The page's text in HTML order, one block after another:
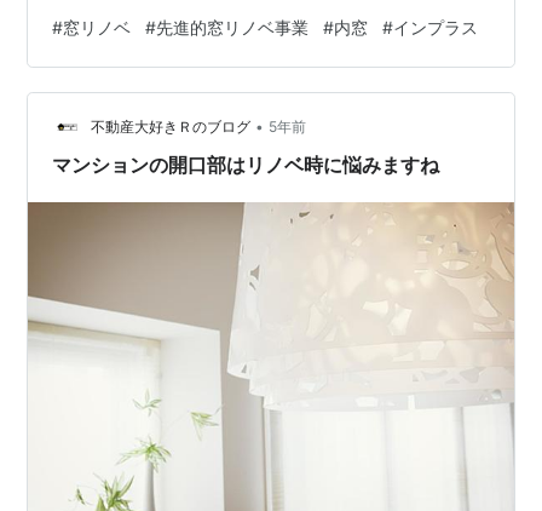
#窓リノベ #先進的窓リノベ事業 #内窓 #インプラス
不動産大好きＲのブログ • 5年前
マンションの開口部はリノベ時に悩みますね